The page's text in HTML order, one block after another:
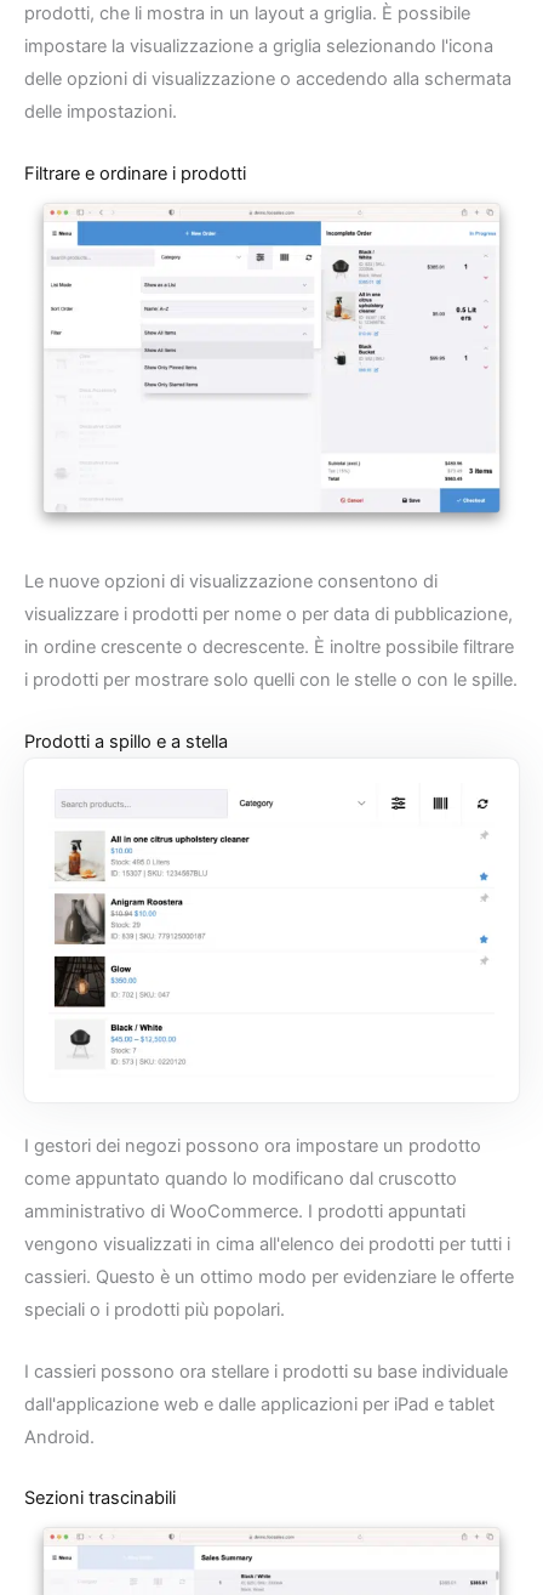
prodotti, che li mostra in un layout a griglia. È possibile
impostare la visualizzazione a griglia selezionando l'icona
delle opzioni di visualizzazione o accedendo alla schermata
delle impostazioni.
Filtrare e ordinare i prodotti
Le nuove opzioni di visualizzazione consentono di
visualizzare i prodotti per nome o per data di pubblicazione,
in ordine crescente o decrescente. È inoltre possibile filtrare
i prodotti per mostrare solo quelli con le stelle o con le spille.
Prodotti a spillo e a stella
I gestori dei negozi possono ora impostare un prodotto
come appuntato quando lo modificano dal cruscotto
amministrativo di WooCommerce. I prodotti appuntati
vengono visualizzati in cima all'elenco dei prodotti per tutti i
cassieri. Questo è un ottimo modo per evidenziare le offerte
speciali o i prodotti più popolari.
I cassieri possono ora stellare i prodotti su base individuale
dall'applicazione web e dalle applicazioni per iPad e tablet
Android.
Sezioni trascinabili